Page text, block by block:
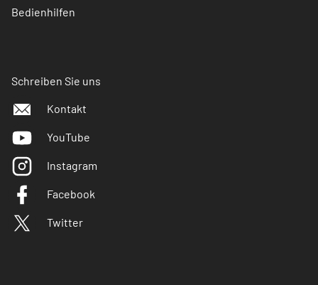
Bedienhilfen
Schreiben Sie uns
Kontakt
YouTube
Instagram
Facebook
Twitter